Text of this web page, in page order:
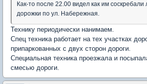
Как-то после 22.00 видел как им
дорожки по ул. Набережная.
Технику периодически нанимаем.
Спец техника работает на тех участках
припаркованных с двух сторон дороги.
Специальная техника проезжала и
смесью дороги.